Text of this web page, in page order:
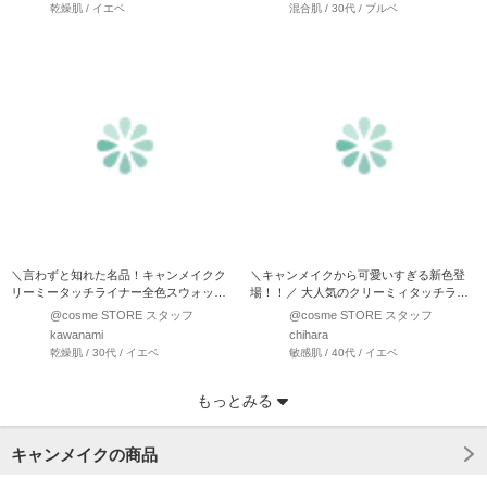
乾燥肌 / イエベ 混合肌 / 30代 / ブルベ
＼言わずと知れた名品！キャンメイクク
リーミータッチライナー全色スウォッチ
♡／ プチプラコスメ…
@cosme STORE スタッフ
kawanami
乾燥肌 / 30代 / イエベ
＼キャンメイクから可愛いすぎる新色登
場！！／ 大人気のクリーミィタッチライ
ナーから 限定色…
@cosme STORE スタッフ
chihara
敏感肌 / 40代 / イエベ
もっとみる
キャンメイクの商品